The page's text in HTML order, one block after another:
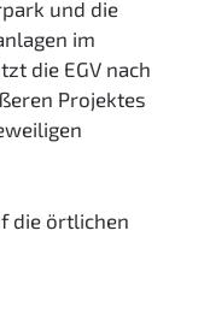
und die
im
die EGV nach
Projektes
die örtlichen